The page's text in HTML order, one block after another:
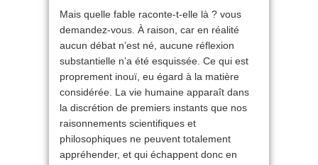
Mais quelle fable raconte-t-elle là ? vous
demandez-vous. À raison, car en réalité
aucun débat n’est né, aucune réflexion
substantielle n’a été esquissée. Ce qui est
proprement inouï, eu égard à la matière
considérée. La vie humaine apparaît dans
la discrétion de premiers instants que nos
raisonnements scientifiques et
philosophiques ne peuvent totalement
appréhender, et qui échappent donc en